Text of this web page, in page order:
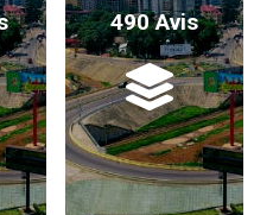
490 Avis